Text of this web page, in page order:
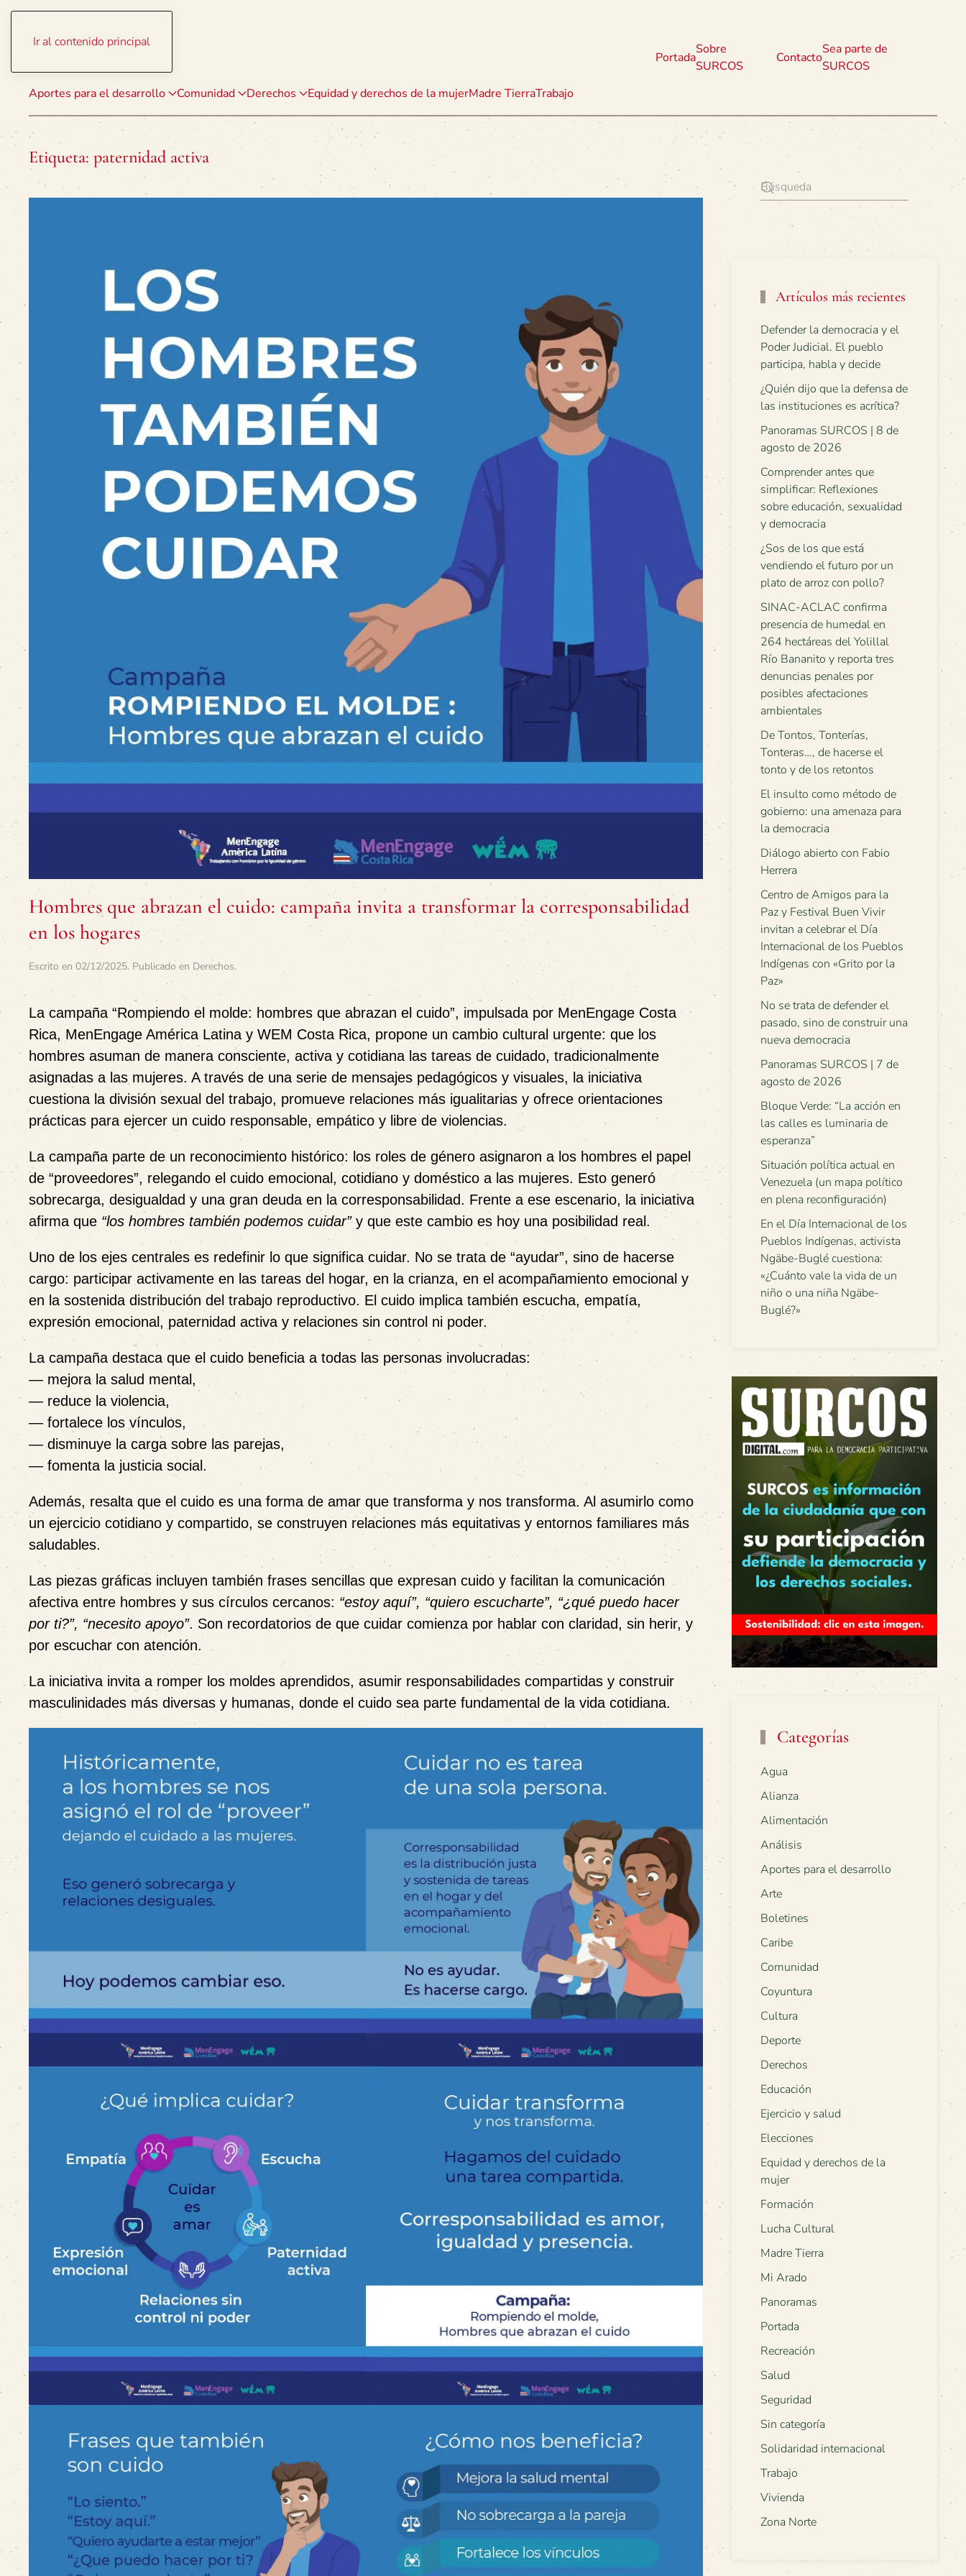
Ir al contenido principal
Aportes para el desarrollo Comunidad Derechos Equidad y derechos de la mujerMadre TierraTrabajo
Portada
Sobre
SURCOS
Contacto
Sea parte de
SURCOS
Etiqueta: paternidad activa
Hombres que abrazan el cuido: campaña invita a transformar la corresponsabilidad
en los hogares
Escrito en 02/12/2025. Publicado en Derechos.
La campaña “Rompiendo el molde: hombres que abrazan el cuido”, impulsada por MenEngage Costa
Rica, MenEngage América Latina y WEM Costa Rica, propone un cambio cultural urgente: que los
hombres asuman de manera consciente, activa y cotidiana las tareas de cuidado, tradicionalmente
asignadas a las mujeres. A través de una serie de mensajes pedagógicos y visuales, la iniciativa
cuestiona la división sexual del trabajo, promueve relaciones más igualitarias y ofrece orientaciones
prácticas para ejercer un cuido responsable, empático y libre de violencias.
La campaña parte de un reconocimiento histórico: los roles de género asignaron a los hombres el papel
de “proveedores”, relegando el cuido emocional, cotidiano y doméstico a las mujeres. Esto generó
sobrecarga, desigualdad y una gran deuda en la corresponsabilidad. Frente a ese escenario, la iniciativa
afirma que “los hombres también podemos cuidar”y que este cambio es hoy una posibilidad real.
Uno de los ejes centrales es redefinir lo que significa cuidar. No se trata de “ayudar”, sino de hacerse
cargo: participar activamente en las tareas del hogar, en la crianza, en el acompañamiento emocional y
en la sostenida distribución del trabajo reproductivo. El cuido implica también escucha, empatía,
expresión emocional, paternidad activa y relaciones sin control ni poder.
La campaña destaca que el cuido beneficia a todas las personas involucradas:
— mejora la salud mental,
— reduce la violencia,
— fortalece los vínculos,
— disminuye la carga sobre las parejas,
— fomenta la justicia social.
Además, resalta que el cuido es una forma de amar que transforma y nos transforma. Al asumirlo como
un ejercicio cotidiano y compartido, se construyen relaciones más equitativas y entornos familiares más
saludables.
Las piezas gráficas incluyen también frases sencillas que expresan cuido y facilitan la comunicación
afectiva entre hombres y sus círculos cercanos: “estoy aquí”, “quiero escucharte”, “¿qué puedo hacer
por ti?”, “necesito apoyo”. Son recordatorios de que cuidar comienza por hablar con claridad, sin herir, y
por escuchar con atención.
La iniciativa invita a romper los moldes aprendidos, asumir responsabilidades compartidas y construir
masculinidades más diversas y humanas, donde el cuido sea parte fundamental de la vida cotidiana.
Artículos más recientes
Defender la democracia y el
Poder Judicial. El pueblo
participa, habla y decide
¿Quién dijo que la defensa de
las instituciones es acrítica?
Panoramas SURCOS | 8 de
agosto de 2026
Comprender antes que
simplificar: Reflexiones
sobre educación, sexualidad
y democracia
¿Sos de los que está
vendiendo el futuro por un
plato de arroz con pollo?
SINAC-ACLAC confirma
presencia de humedal en
264 hectáreas del Yolillal
Río Bananito y reporta tres
denuncias penales por
posibles afectaciones
ambientales
De Tontos, Tonterías,
Tonteras…, de hacerse el
tonto y de los retontos
El insulto como método de
gobierno: una amenaza para
la democracia
Diálogo abierto con Fabio
Herrera
Centro de Amigos para la
Paz y Festival Buen Vivir
invitan a celebrar el Día
Internacional de los Pueblos
Indígenas con «Grito por la
Paz»
No se trata de defender el
pasado, sino de construir una
nueva democracia
Panoramas SURCOS | 7 de
agosto de 2026
Bloque Verde: “La acción en
las calles es luminaria de
esperanza”
Situación política actual en
Venezuela (un mapa político
en plena reconfiguración)
En el Día Internacional de los
Pueblos Indígenas, activista
Ngäbe-Buglé cuestiona:
«¿Cuánto vale la vida de un
niño o una niña Ngäbe-
Buglé?»
Categorías
Agua
Alianza
Alimentación
Análisis
Aportes para el desarrollo
Arte
Boletines
Caribe
Comunidad
Coyuntura
Cultura
Deporte
Derechos
Educación
Ejercicio y salud
Elecciones
Equidad y derechos de la
mujer
Formación
Lucha Cultural
Madre Tierra
Mi Arado
Panoramas
Portada
Recreación
Salud
Seguridad
Sin categoría
Solidaridad internacional
Trabajo
Vivienda
Zona Norte